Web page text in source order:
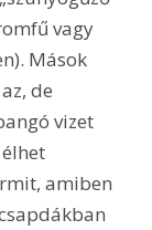
vagy
Mások
de
vizet
amiben